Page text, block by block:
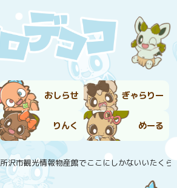
おしらせ ぎゃらりー
りんく めーる
所沢市観光情報物産館でここにしかないいたく